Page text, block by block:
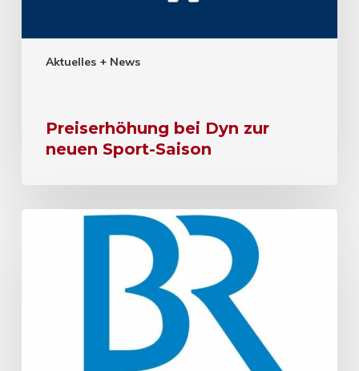
Aktuelles + News
Preiserhöhung bei Dyn zur
neuen Sport-Saison